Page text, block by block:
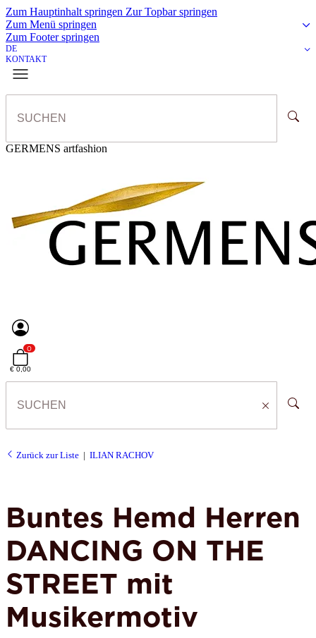
Zum Hauptinhalt springen Zur Topbar springen
Zum Menü springen
Zum Footer springen
DE
KONTAKT
GERMENS artfashion
0
€ 0,00
Zurück zur Liste ILIAN RACHOV
Buntes Hemd Herren
DANCING ON THE
STREET mit
Musikermotiv